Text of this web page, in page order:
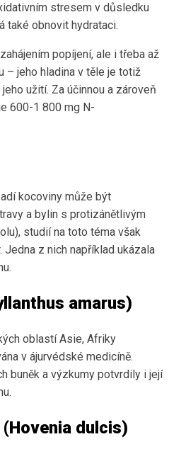
stresem v důsledku
také obnovit hydrataci.
popíjení, ale i třeba až
– jeho hladina v těle je totiž
užití. Za účinnou a zároveň
600-1 800 mg N-
kocoviny může být
a bylin s protizánětlivým
studií na toto téma však
z nich například ukázala
amarus)
oblastí Asie, Afriky
v ájurvédské medicíně.
buněk a výzkumy potvrdily i její
dulcis)